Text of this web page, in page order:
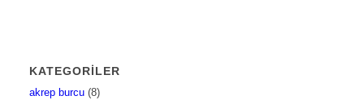
KATEGORILER
akrep burcu (8)